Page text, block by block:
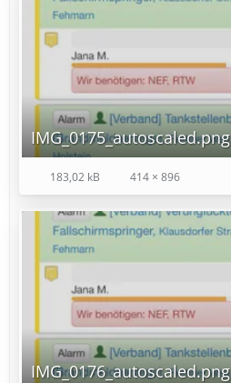
IMG_0175_autoscaled.png
183,02 kB 414 × 896
IMG_0176_autoscaled.png